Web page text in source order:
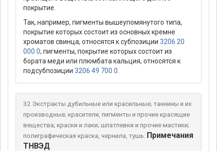
покрытие.
Так, например, пигменты вышеупомянутого типа,
покрытие которых состоит из основных кремне
хроматов свинца, относятся к субпозиции 3206 20
000 0; пигменты, покрытие которых состоит из
бората меди или плюмбата кальция, относятся к
подсубпозиции 3206 49 700 0
32 Экстракты дубильные или красильные; таннины и их
производные; красители, пигменты и прочие красящие
вещества; краски и лаки; шпатлевки и прочие мастики;
полиграфическая краска, чернила, тушь: Примечания
ТНВЭД